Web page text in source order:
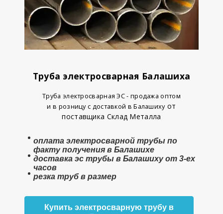
Труба электросварная Балашиха
Труба электросварная ЭС - продажа оптом
и в розницу с доставкой в Балашихуот
поставщика Склад Металла
оплата электросварной трубы по
факту получения в Балашихе
доставка эс трубы в Балашиху от 3-ех
часов
резка труб в размер
Купить электросварную трубу в